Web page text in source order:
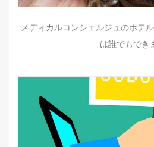
メディカルコンシェルジュのホテ
は誰でもでき